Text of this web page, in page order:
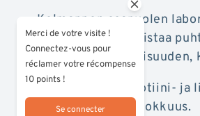
Kolmannen osapuolen
hampputisle varmistaa
vaatimustenmukaisuuden,
Luonnollinen, nikotiini- ja
voimakkuus ja tehokkuus.
Merci de votre visite !
Connectez-vous pour
réclamer votre récompense
10 points !
Se connecter